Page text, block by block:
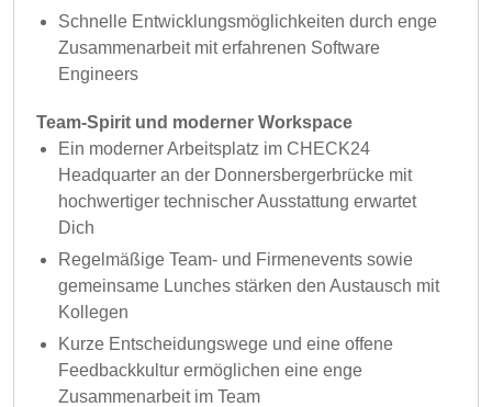
Schnelle Entwicklungsmöglichkeiten durch enge
Zusammenarbeit mit erfahrenen Software
Engineers
Team-Spirit und moderner Workspace
Ein moderner Arbeitsplatz im CHECK24
Headquarter an der Donnersbergerbrücke mit
hochwertiger technischer Ausstattung erwartet
Dich
Regelmäßige Team- und Firmenevents sowie
gemeinsame Lunches stärken den Austausch mit
Kollegen
Kurze Entscheidungswege und eine offene
Feedbackkultur ermöglichen eine enge
Zusammenarbeit im Team